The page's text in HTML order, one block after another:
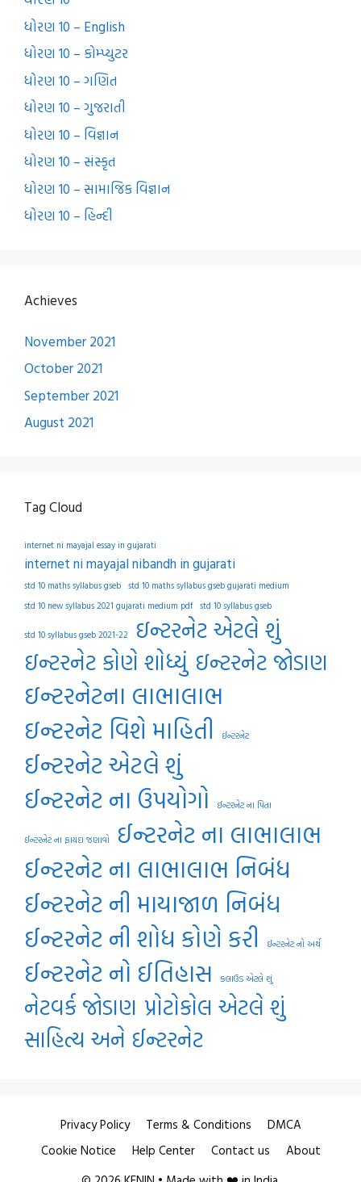
ધોરણ 10 – English
ધોરણ 10 – કોમ્પ્યુટર
ધોરણ 10 – ગણિત
ધોરણ 10 – ગુજરાતી
ધોરણ 10 – વિજ્ઞાન
ધોરણ 10 – સંસ્કૃત
ધોરણ 10 – સામાજિક વિજ્ઞાન
ધોરણ 10 – હિન્દી
Achieves
November 2021
October 2021
September 2021
August 2021
Tag Cloud
internet ni mayajal essay in gujarati
internet ni mayajal nibandh in gujarati
std 10 maths syllabus gseb std 10 maths syllabus gseb gujarati medium
std 10 new syllabus 2021 gujarati medium pdf std 10 syllabus gseb
std 10 syllabus gseb 2021-22
ઇન્ટરનેટ એટલે શું
ઇન્ટરનેટ કોણે શોધ્યું ઇન્ટરનેટ જોડાણ
ઇન્ટરનેટના લાભાલાભ
ઇન્ટરનેટ વિશે માહિતી
ઈન્ટરનેટ
ઈન્ટરનેટ એટલે શું
ઈન્ટરનેટ ના ઉપયોગો
ઈન્ટરનેટ ના પિતા
ઈન્ટરનેટ ના ફાયદા જણાવો
ઈન્ટરનેટ ના લાભાલાભ
ઈન્ટરનેટ ના લાભાલાભ નિબંધ
ઈન્ટરનેટ ની માયાજાળ નિબંધ
ઈન્ટરનેટ ની શોધ કોણે કરી
ઈન્ટરનેટ નો અર્થ
ઈન્ટરનેટ નો ઈતિહાસ કલાઉડ એટલે શું
નેટવર્ક જોડાણ પ્રોટોકોલ એટલે શું
સાહિત્ય અને ઈન્ટરનેટ
Privacy Policy Terms & Conditions
DMCA
Cookie Notice
Help Center Contact us
About